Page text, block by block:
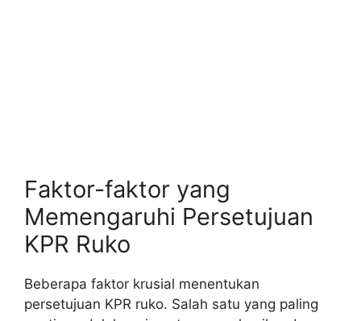
Faktor-faktor yang
Memengaruhi Persetujuan
KPR Ruko
Beberapa faktor krusial menentukan
persetujuan KPR ruko. Salah satu yang paling